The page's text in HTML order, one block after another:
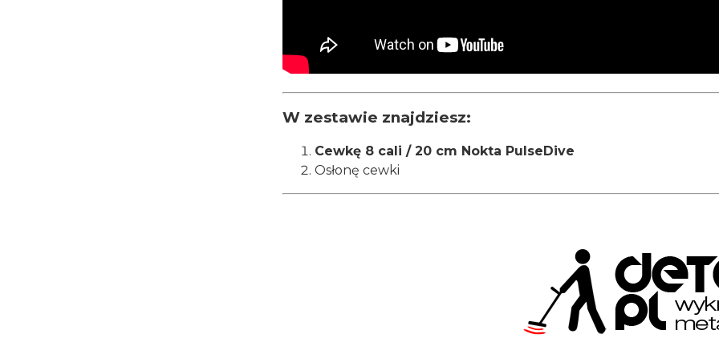
W zestawie znajdziesz:
Cewkę 8 cali / 20 cm Nokta PulseDive
Osłonę cewki